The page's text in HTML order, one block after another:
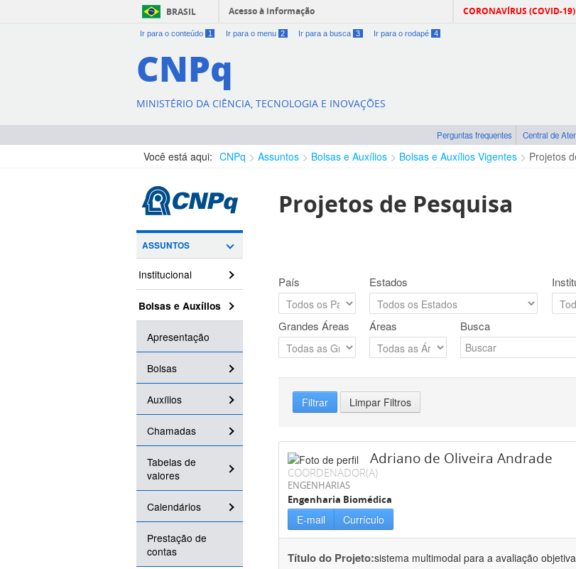
BRASIL Acesso à informação CORONAVÍRUS (COVID-19)
Ir para o conteúdo 1 Ir para o menu 2 Ir para a busca 3 Ir para o rodapé 4
CNPq
MINISTÉRIO DA CIÊNCIA, TECNOLOGIA E INOVAÇÕES
Perguntas frequentes Central de
Você está aqui: CNPq Assuntos Bolsas e Auxílios Bolsas e Auxílios Vigentes Projetos
ASSUNTOS
Institucional
Bolsas e Auxílios
Apresentação
Bolsas
Auxílios
Chamadas
Tabelas de
valores
Calendários
Prestação de
contas
Projetos de Pesquisa
País Estados
Grandes Áreas Áreas Busca
Filtrar Limpar Filtros
Adriano de Oliveira Andrade
COORDENADOR(A)
ENGENHARIAS
Engenharia Biomédica
E-mail Currículo
Título do Projeto:sistema multimodal para a avaliação